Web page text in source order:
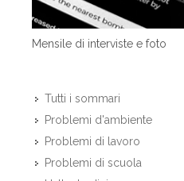
Mensile di interviste e foto
Tutti i sommari
Problemi d'ambiente
Problemi di lavoro
Problemi di scuola